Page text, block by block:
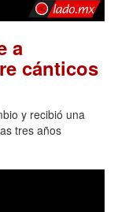
a
cánticos
y recibió una
tres años